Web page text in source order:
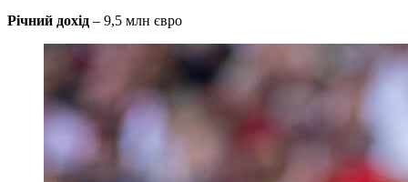
Річний дохід – 9,5 млн євро